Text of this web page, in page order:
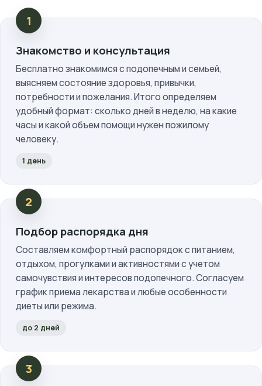
Знакомство и консультация
Бесплатно знакомимся с подопечным и семьей,
выясняем состояние здоровья, привычки,
потребности и пожелания. Итого определяем
удобный формат: сколько дней в неделю, на какие
часы и какой объем помощи нужен пожилому
человеку.
1 день
Подбор распорядка дня
Составляем комфортный распорядок с питанием,
отдыхом, прогулками и активностями с учетом
самочувствия и интересов подопечного. Согласуем
график приема лекарства и любые особенности
диеты или режима.
до 2 дней